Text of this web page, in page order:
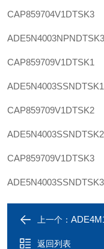
CAP859704V1DTSK3
ADE5N4003NPNDTSK3
CAP859709V1DTSK1
ADE5N4003SSNDTSK1
CAP859709V1DTSK2
ADE5N4003SSNDTSK2
CAP859709V1DTSK3
ADE5N4003SSNDTSK3
上一个：
返回列表